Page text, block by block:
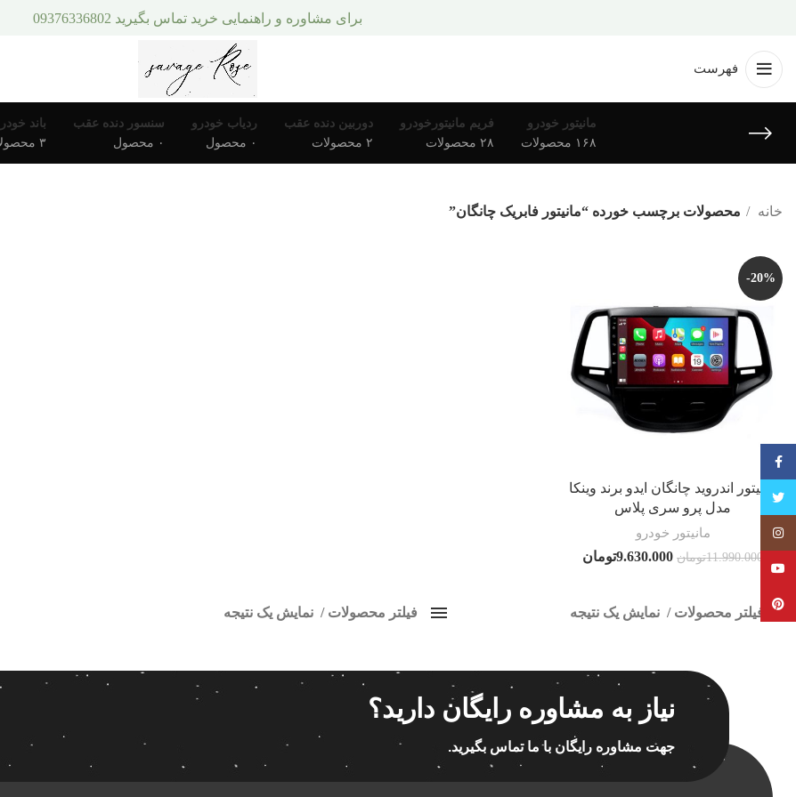
فهرست
مانیتور خودرو
۱۶۸ محصولات
فریم مانیتورخودرو
۲۸ محصولات
دوربین دنده عقب
۲ محصولات
ردیاب خودرو
۰ محصول
سنسور دنده عقب
۰ محصول
باند
۳ محصولات
خانه محصولات برچسب خورده “مانیتور فابریک چانگان”
-20%
مانیتور اندروید چانگان ایدو برند وینکا
مدل پرو سری پلاس
مانیتور خودرو
11.990.000تومان 9.630.000تومان
فیلتر محصولات
نمایش یک نتیجه
فقط نمایش محصولات فروش فقط موجود در انبار
فیلتر محصولات نمایش یک نتیجه
قیمت گذاری مرتب
محبوبیت
نیاز به مشاوره رایگان دارید؟
جهت مشاوره رایگان با ما تماس بگیرید.
برای مشاوره و راهنمایی خرید تماس بگیرید 09376336802
تویتر
Instagram
Pinterest